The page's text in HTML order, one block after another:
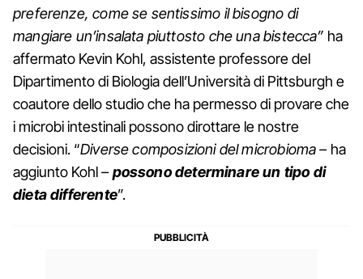
preferenze, come se sentissimo il bisogno di
mangiare un’insalata piuttosto che una bistecca” ha
affermato Kevin Kohl, assistente professore del
Dipartimento di Biologia dell’Università di Pittsburgh e
coautore dello studio che ha permesso di provare che
i microbi intestinali possono dirottare le nostre
decisioni. “Diverse composizioni del microbioma – ha
aggiunto Kohl–possono determinare un tipo di
dieta differente”.